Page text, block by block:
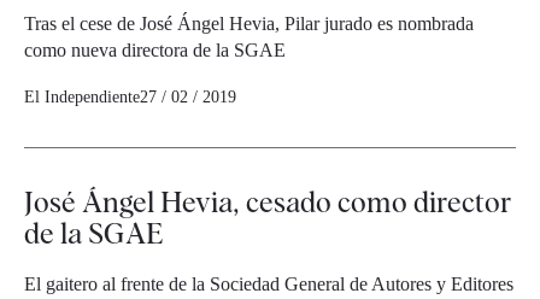
Tras el cese de José Ángel Hevia, Pilar jurado es nombrada
como nueva directora de la SGAE
El Independiente27 / 02 / 2019
José Ángel Hevia, cesado como director
de la SGAE
El gaitero al frente de la Sociedad General de Autores y Editores